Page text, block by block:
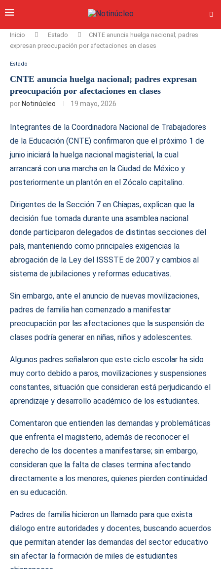
Inicio Estado
CNTE anuncia huelga nacional; padres
expresan preocupación por afectaciones en clases
Estado
CNTE anuncia huelga nacional; padres expresan
preocupación por afectaciones en clases
por Notinúcleo 19 mayo, 2026
Integrantes de la Coordinadora Nacional de Trabajadores
de la Educación (CNTE) confirmaron que el próximo 1 de
junio iniciará la huelga nacional magisterial, la cual
arrancará con una marcha en la Ciudad de México y
posteriormente un plantón en el Zócalo capitalino.
Dirigentes de la Sección 7 en Chiapas, explican que la
decisión fue tomada durante una asamblea nacional
donde participaron delegados de distintas secciones del
país, manteniendo como principales exigencias la
abrogación de la Ley del ISSSTE de 2007 y cambios al
sistema de jubilaciones y reformas educativas.
Sin embargo, ante el anuncio de nuevas movilizaciones,
padres de familia han comenzado a manifestar
preocupación por las afectaciones que la suspensión de
clases podría generar en niñas, niños y adolescentes.
Algunos padres señalaron que este ciclo escolar ha sido
muy corto debido a paros, movilizaciones y suspensiones
constantes, situación que consideran está perjudicando el
aprendizaje y desarrollo académico de los estudiantes.
Comentaron que entienden las demandas y problemáticas
que enfrenta el magisterio, además de reconocer el
derecho de los docentes a manifestarse; sin embargo,
consideran que la falta de clases termina afectando
directamente a los menores, quienes pierden continuidad
en su educación.
Padres de familia hicieron un llamado para que exista
diálogo entre autoridades y docentes, buscando acuerdos
que permitan atender las demandas del sector educativo
sin afectar la formación de miles de estudiantes